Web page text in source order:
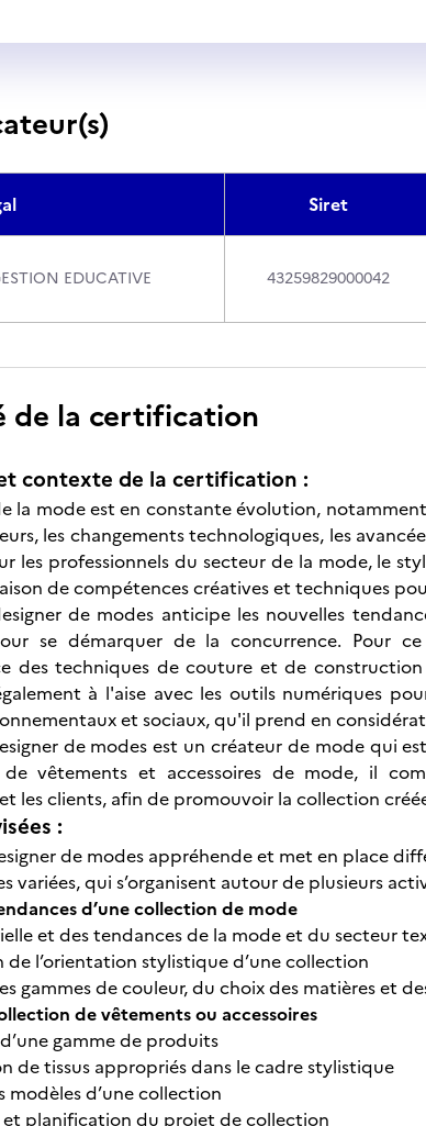
Siret
EDUCATIVE 43259829000042
de la certification
contexte de la certification :
la mode est en constante évolution,
les changements technologiques, les
les professionnels du secteur de la mode, le
de compétences créatives et techniques
de modes anticipe les nouvelles
se démarquer de la concurrence. Pour
des techniques de couture et de
à l'aise avec les outils numériques
et sociaux, qu'il prend en
de modes est un créateur de mode qui
vêtements et accessoires de mode, il
les clients, afin de promouvoir la collection
:
de modes appréhende et met en place
variées, qui s’organisent autour de plusieurs
d’une collection de mode
et des tendances de la mode et du secteur
de l’orientation stylistique d’une collection
gammes de couleur, du choix des matières et
de vêtements ou accessoires
gamme de produits
de tissus appropriés dans le cadre stylistique
modèles d’une collection
planification du projet de collection